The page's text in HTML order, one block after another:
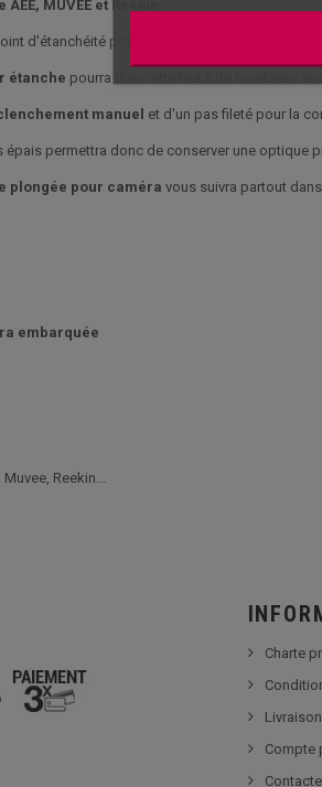
MUVEE et Reekin
d'étanchéité pour la en milieu sous
étanche pourra donc être fixé à de nombreux
manuel et d'un pas fileté pour la
épais permettra donc de conserver une optique
plongée pour caméra vous suivra partout
embarquée
Reekin...
Charte
Compte